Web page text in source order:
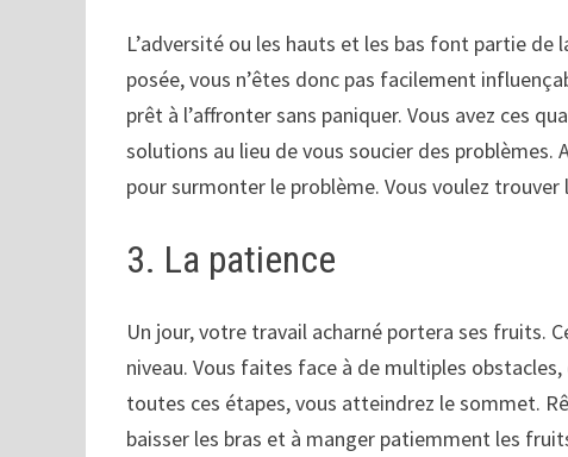
L’adversité ou les hauts et les bas font partie de
posée, vous n’êtes donc pas facilement
prêt à l’affronter sans paniquer. Vous avez ces
solutions au lieu de vous soucier des
pour surmonter le problème. Vous voulez
3. La patience
Un jour, votre travail acharné portera ses fruits.
niveau. Vous faites face à de multiples
toutes ces étapes, vous atteindrez le sommet.
baisser les bras et à manger patiemment les